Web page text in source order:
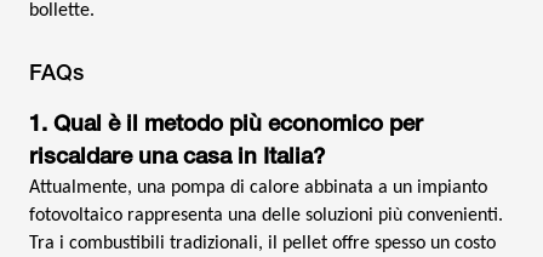
bollette.
FAQs
1. Qual è il metodo più economico per
riscaldare una casa in Italia?
Attualmente, una pompa di calore abbinata a un impianto
fotovoltaico rappresenta una delle soluzioni più convenienti.
Tra i combustibili tradizionali, il pellet offre spesso un costo